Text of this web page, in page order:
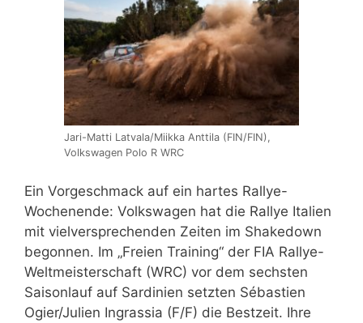
Jari-Matti Latvala/Miikka Anttila (FIN/FIN),
Volkswagen Polo R WRC
Ein Vorgeschmack auf ein hartes Rallye-
Wochenende: Volkswagen hat die Rallye Italien
mit vielversprechenden Zeiten im Shakedown
begonnen. Im „Freien Training“ der FIA Rallye-
Weltmeisterschaft (WRC) vor dem sechsten
Saisonlauf auf Sardinien setzten Sébastien
Ogier/Julien Ingrassia (F/F) die Bestzeit. Ihre